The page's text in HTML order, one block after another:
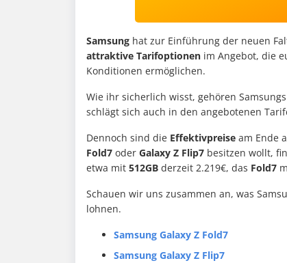
Samsung hat zur Einführung der neuen
attraktive Tarifoptionen im Angebot, die
Konditionen ermöglichen.
Wie ihr sicherlich wisst, gehören Samsungs
schlägt sich auch in den angebotenen
Dennoch sind die Effektivpreise am Ende
Fold7 oder Galaxy Z Flip7 besitzen wollt,
etwa mit 512GB derzeit 2.219€, das Fold7
Schauen wir uns zusammen an, was
lohnen.
Samsung Galaxy Z Fold7
Samsung Galaxy Z Flip7